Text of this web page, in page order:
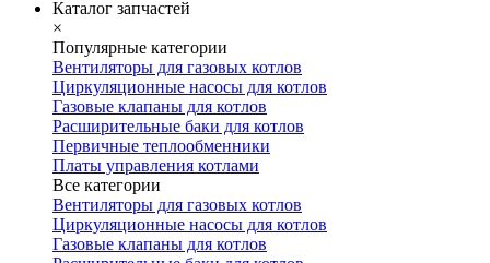
Каталог запчастей
×
Популярные категории
Вентиляторы для газовых котлов
Циркуляционные насосы для котлов
Газовые клапаны для котлов
Расширительные баки для котлов
Первичные теплообменники
Платы управления котлами
Все категории
Вентиляторы для газовых котлов
Циркуляционные насосы для котлов
Газовые клапаны для котлов